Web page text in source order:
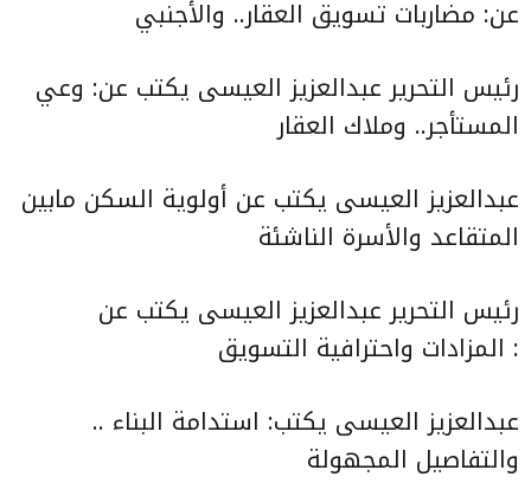
عن: مضاربات تسويق العقار.. والأجنبي
رئيس التحرير عبدالعزيز العيسى يكتب عن: وعي
المستأجر.. وملاك العقار
عبدالعزيز العيسى يكتب عن أولوية السكن مابين
المتقاعد والأسرة الناشئة
رئيس التحرير عبدالعزيز العيسى يكتب عن
: المزادات واحترافية التسويق
عبدالعزيز العيسى يكتب: استدامة البناء ..
والتفاصيل المجهولة